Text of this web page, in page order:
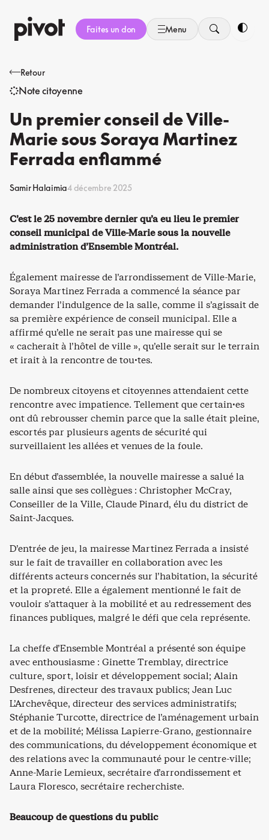
au
contenu
Faites un don Menu
Retour
Note citoyenne
Un premier conseil de Ville-
Marie sous Soraya Martinez
Ferrada enflammé
Samir Halaimia4 décembre 2025
C’est le 25 novembre dernier qu’a eu lieu le premier
conseil municipal de Ville-Marie sous la nouvelle
administration d’Ensemble Montréal.
Également mairesse de l’arrondissement de Ville-Marie,
Soraya Martinez Ferrada a commencé la séance par
demander l’indulgence de la salle, comme il s’agissait de
sa première expérience de conseil municipal. Elle a
affirmé qu’elle ne serait pas une mairesse qui se
« cacherait à l’hôtel de ville », qu’elle serait sur le terrain
et irait à la rencontre de tou·tes.
De nombreux citoyens et citoyennes attendaient cette
rencontre avec impatience. Tellement que certain·es
ont dû rebrousser chemin parce que la salle était pleine,
escortés par plusieurs agents de sécurité qui
surveillaient les allées et venues de la foule.
En début d’assemblée, la nouvelle mairesse a salué la
salle ainsi que ses collègues : Christopher McCray,
Conseiller de la Ville, Claude Pinard, élu du district de
Saint-Jacques.
D’entrée de jeu, la mairesse Martinez Ferrada a insisté
sur le fait de travailler en collaboration avec les
différents acteurs concernés sur l’habitation, la sécurité
et la propreté. Elle a également mentionné le fait de
vouloir s’attaquer à la mobilité et au redressement des
finances publiques, malgré le défi que cela représente.
La cheffe d’Ensemble Montréal a présenté son équipe
avec enthousiasme : Ginette Tremblay, directrice
culture, sport, loisir et développement social; Alain
Desfrenes, directeur des travaux publics; Jean Luc
L’Archevêque, directeur des services administratifs;
Stéphanie Turcotte, directrice de l’aménagement urbain
et de la mobilité; Mélissa Lapierre-Grano, gestionnaire
des communications, du développement économique et
des relations avec la communauté pour le centre-ville;
Anne-Marie Lemieux, secrétaire d’arrondissement et
Laura Floresco, secrétaire recherchiste.
Beaucoup de questions du public